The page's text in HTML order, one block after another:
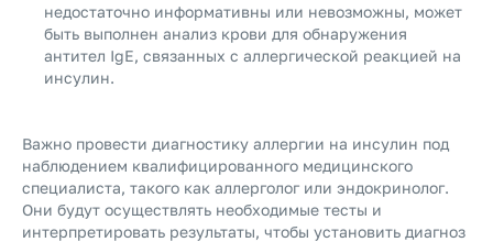
недостаточно информативны или невозможны, может
быть выполнен анализ крови для обнаружения
антител IgE, связанных с аллергической реакцией на
инсулин.
Важно провести диагностику аллергии на инсулин под
наблюдением квалифицированного медицинского
специалиста, такого как аллерголог или эндокринолог.
Они будут осуществлять необходимые тесты и
интерпретировать результаты, чтобы установить диагноз